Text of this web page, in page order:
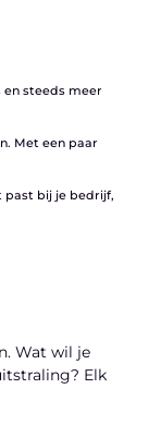
steeds meer
Met een paar
past bij je bedrijf,
Wat wil je
Elk